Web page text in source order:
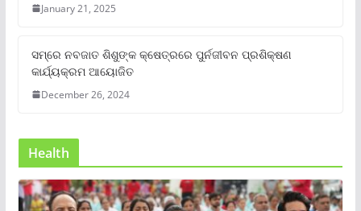
January 21, 2025
ସମ୍‌ରେ ନବଜାତ ଶିଶୁଙ୍କ କ୍ଷେତ୍ରରେ ପୁର୍ନଜୀବନ ପ୍ରଶିକ୍ଷଣ
କାର୍ଯ୍ୟକ୍ରମ ଆୟୋଜିତ
December 26, 2024
Health